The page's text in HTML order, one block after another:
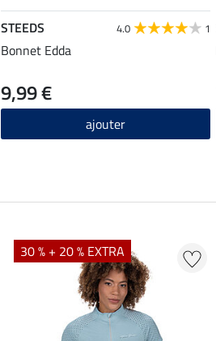
STEEDS 4.0 1
Bonnet Edda
9,99 €
ajouter
30 % + 20 % EXTRA